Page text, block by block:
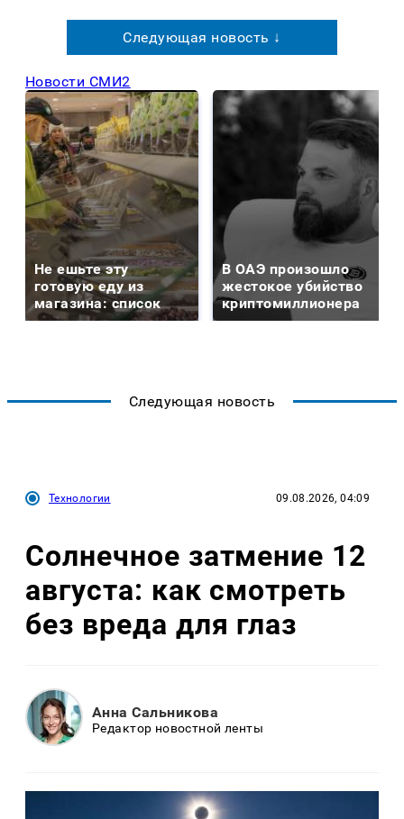
Следующая новость ↓
Новости СМИ2
Не ешьте эту
готовую еду из
магазина: список
В ОАЭ произошло
жестокое убийство
криптомиллионера
Следующая новость
Технологии 09.08.2026, 04:09
Солнечное затмение 12
августа: как смотреть
без вреда для глаз
Анна Сальникова
Редактор новостной ленты